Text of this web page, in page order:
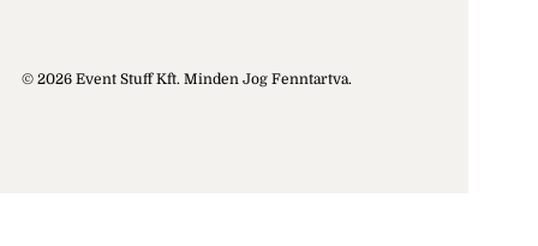
© 2026 Event Stuff Kft. Minden Jog Fenntartva.